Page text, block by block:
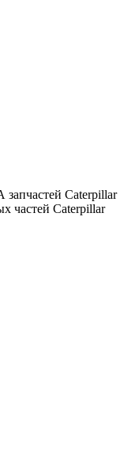
Caterpillar
частей Caterpillar